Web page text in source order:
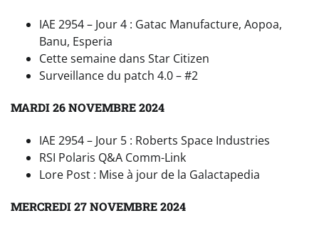
IAE 2954 – Jour 4 : Gatac Manufacture, Aopoa,
Banu, Esperia
Cette semaine dans Star Citizen
Surveillance du patch 4.0 – #2
MARDI 26 NOVEMBRE 2024
IAE 2954 – Jour 5 : Roberts Space Industries
RSI Polaris Q&A Comm-Link
Lore Post : Mise à jour de la Galactapedia
MERCREDI 27 NOVEMBRE 2024